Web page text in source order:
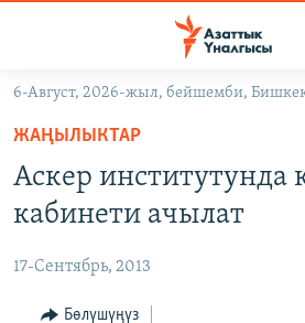
Навигацияга
өтүңүз
Издөөгө
салыңызКЫРГЫЗСТАН
ЭКОНОМИКА
МАДАНИЯТ
ДҮЙНӨ
БОРБОР АЗИЯ
АТАЙЫН ИЛИКТӨӨ
ТВ ПРОГРАММАЛАР
6-Август, 2026-жыл, бейшемби,
ЖАҢЫЛЫКТАР
Аскер институтунда
кабинети ачылат
17-Сентябрь, 2013
Бөлүшүңүз